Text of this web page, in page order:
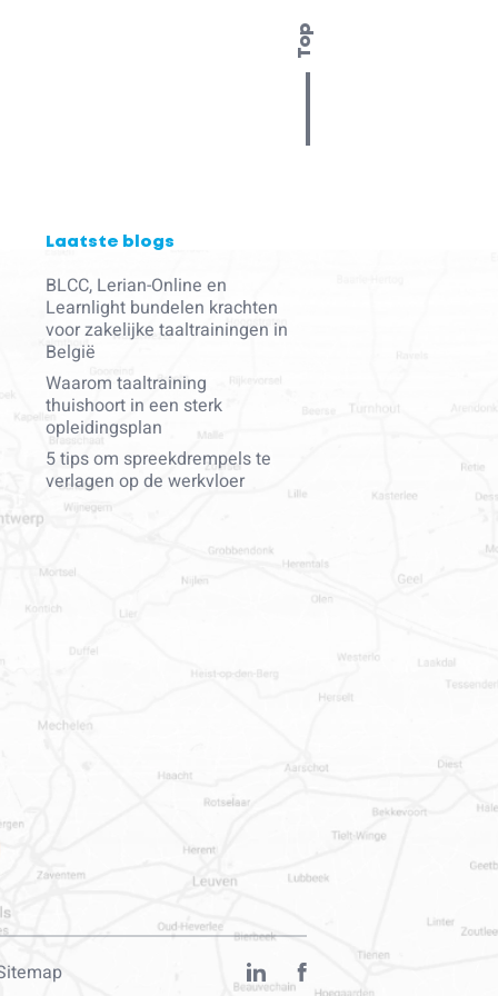
Top
Laatste blogs
BLCC, Lerian-Online en
Learnlight bundelen krachten
voor zakelijke taaltrainingen in
België
Waarom taaltraining
thuishoort in een sterk
opleidingsplan
5 tips om spreekdrempels te
verlagen op de werkvloer